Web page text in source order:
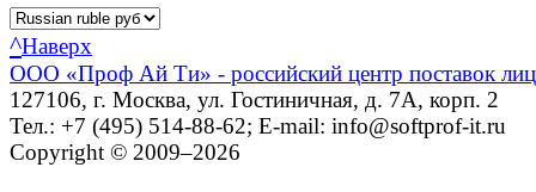
^Наверх
ООО «Проф Ай Ти» - российский центр поставок
127106, г. Москва, ул. Гостиничная, д. 7А, корп. 2
Тел.: +7 (495) 514-88-62; E-mail: info@softprof-it.ru
Copyright © 2009–2026